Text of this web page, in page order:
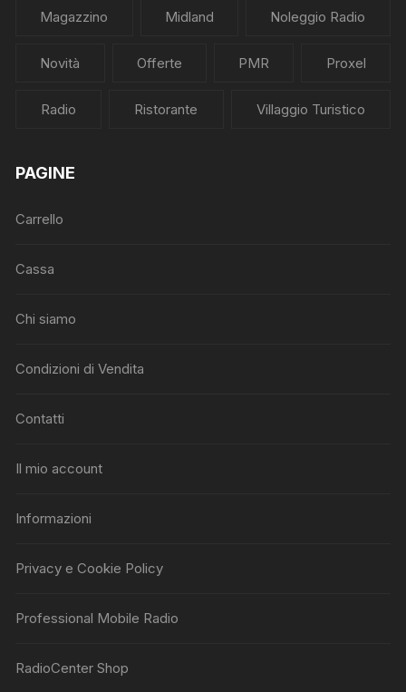
Magazzino Midland Noleggio Radio
Novità Offerte PMR Proxel
Radio Ristorante Villaggio Turistico
PAGINE
Carrello
Cassa
Chi siamo
Condizioni di Vendita
Contatti
Il mio account
Informazioni
Privacy e Cookie Policy
Professional Mobile Radio
RadioCenter Shop